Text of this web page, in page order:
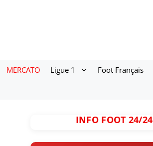
MERCATO Ligue 1 Foot Français
INFO FOOT 24/24